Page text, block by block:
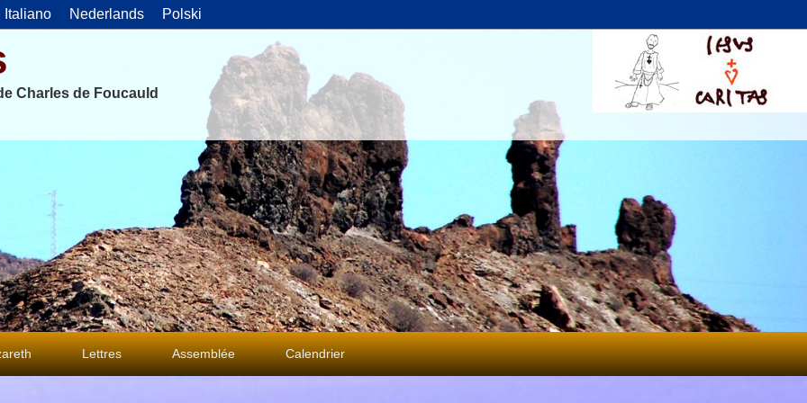
Italiano Nederlands Polski
Charles de Foucauld
Lettres Assemblée Calendrier